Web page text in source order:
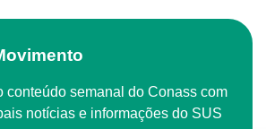
notícias e informações do SUS